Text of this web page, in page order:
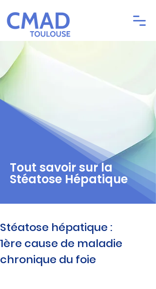
Tout savoir sur la
Stéatose Hépatique
Stéatose hépatique :
1ère cause de maladie
chronique du foie